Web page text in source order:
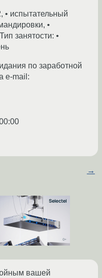
• испытательный
•
занятости: •
по заработной
e-mail:
→
вашей